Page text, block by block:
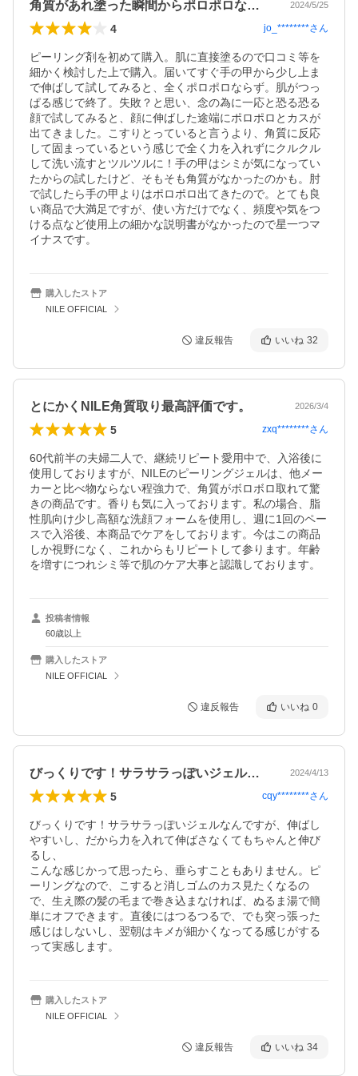
角質があれ塗った瞬間からポロポロなります 2024/5/25
4 jo_********さん
ピーリング剤を初めて購入。肌に直接塗るので口コミ等を
細かく検討した上で購入。届いてすぐ手の甲から少し上ま
で伸ばして試してみると、全くポロポロならず。肌がつっ
ぱる感じで終了。失敗？と思い、念の為に一応と恐る恐る
顔で試してみると、顔に伸ばした途端にポロポロとカスが
出てきました。こすりとっていると言うより、角質に反応
して固まっているという感じで全く力を入れずにクルクル
して洗い流すとツルツルに！手の甲はシミが気になってい
たからの試したけど、そもそも角質がなかったのかも。肘
で試したら手の甲よりはポロポロ出てきたので。とても良
い商品で大満足ですが、使い方だけでなく、頻度や気をつ
ける点など使用上の細かな説明書がなかったので星一つマ
イナスです。
購入したストア
NILE OFFICIAL
違反報告 いいね 32
とにかくNILE角質取り最高評価です。 2026/3/4
5 zxq********さん
60代前半の夫婦二人で、継続リピート愛用中で、入浴後に
使用しておりますが、NILEのピーリングジェルは、他メー
カーと比べ物ならない程強力で、角質がボロボロ取れて驚
きの商品です。香りも気に入っております。私の場合、脂
性肌向け少し高額な洗顔フォームを使用し、週に1回のペー
スで入浴後、本商品でケアをしております。今はこの商品
しか視野になく、これからもリピートして参ります。年齢
を増すにつれシミ等で肌のケア大事と認識しております。
投稿者情報
60歳以上
購入したストア
NILE OFFICIAL
違反報告 いいね 0
びっくりです！サラサラっぽいジェルなん… 2024/4/13
5 cqy********さん
びっくりです！サラサラっぽいジェルなんですが、伸ばし
やすいし、だから力を入れて伸ばさなくてもちゃんと伸び
るし、
こんな感じかって思ったら、垂らすこともありません。ピ
ーリングなので、こすると消しゴムのカス見たくなるの
で、生え際の髪の毛まで巻き込まなければ、ぬるま湯で簡
単にオフできます。直後にはつるつるで、でも突っ張った
感じはしないし、翌朝はキメが細かくなってる感じがする
って実感します。
購入したストア
NILE OFFICIAL
違反報告 いいね 34